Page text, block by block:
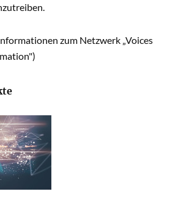
zum Netzwerk „Voices